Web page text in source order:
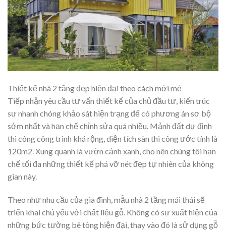
Thiết kế nhà 2 tầng đẹp hiện đại theo cách mới mẻ
Tiếp nhận yêu cầu tư vấn thiết kế của chủ đầu tư, kiến trúc
sư nhanh chóng khảo sát hiện trạng để có phương án sơ bộ
sớm nhất và hạn chế chỉnh sửa quá nhiều. Mảnh đất dự định
thi công công trình khá rộng, diện tích sàn thi công ước tính là
120m2. Xung quanh là vườn cảnh xanh, cho nên chúng tôi hạn
chế tối đa những thiết kế phá vỡ nét đẹp tự nhiên của không
gian này.
Theo như nhu cầu của gia đình, mẫu nhà 2 tầng mái thái sẽ
triển khai chủ yếu với chất liệu gỗ. Không có sự xuất hiện của
những bức tường bê tông hiện đại, thay vào đó là sử dụng gỗ